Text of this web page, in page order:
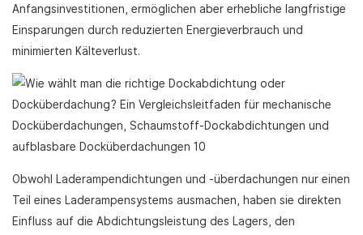
Anfangsinvestitionen, ermöglichen aber erhebliche langfristige
Einsparungen durch reduzierten Energieverbrauch und
minimierten Kälteverlust.
Obwohl Laderampendichtungen und -überdachungen nur einen
Teil eines Laderampensystems ausmachen, haben sie direkten
Einfluss auf die Abdichtungsleistung des Lagers, den